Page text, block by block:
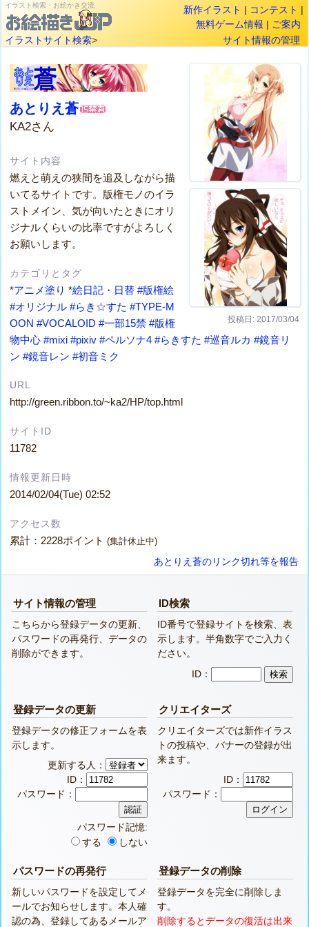
イラスト検索・お絵かき交流 新作イラスト | コンテスト |
無料ゲーム情報 | ご案内
イラストサイト検索> サイト情報の管理
投稿日: 2017/03/04
あとりえ蒼
KA2さん
サイト内容
燃えと萌えの狭間を追及しながら描
いてるサイトです。版権モノのイラ
ストメイン、気が向いたときにオリ
ジナルくらいの比率ですがよろしく
お願いします。
カテゴリとタグ
*アニメ塗り *絵日記・日替 #版権絵
#オリジナル #らき☆すた #TYPE-M
OON #VOCALOID #一部15禁 #版権
物中心 #mixi #pixiv #ペルソナ4 #らきすた #巡音ルカ #鏡音リ
ン #鏡音レン #初音ミク
URL
http://green.ribbon.to/~ka2/HP/top.html
サイトID
11782
情報更新日時
2014/02/04(Tue) 02:52
アクセス数
累計：2228ポイント(集計休止中)
あとりえ蒼のリンク切れ等を報告
サイト情報の管理
こちらから登録データの更新、
パスワードの再発行、データの
削除ができます。
ID検索
ID番号で登録サイトを検索、表
示します。半角数字でご入力く
ださい。
ID：
登録データの更新
登録データの修正フォームを表
示します。
更新する人：
ID：
パスワード：
パスワード記憶:
する
しない
クリエイターズ
クリエイターズでは新作イラス
トの投稿や、バナーの登録が出
来ます。
ID：
パスワード：
パスワードの再発行
新しいパスワードを設定してメ
ールでお知らせします。本人確
認の為、登録してあるメールア
登録データの削除
登録データを完全に削除しま
す。
削除するとデータの復活は出来